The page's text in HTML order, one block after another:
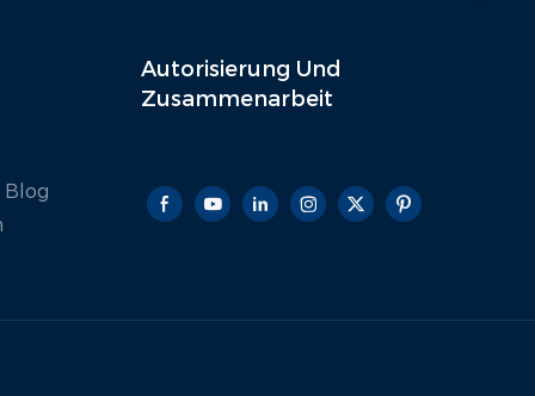
Blog
Autorisierung Und
Zusammenarbeit